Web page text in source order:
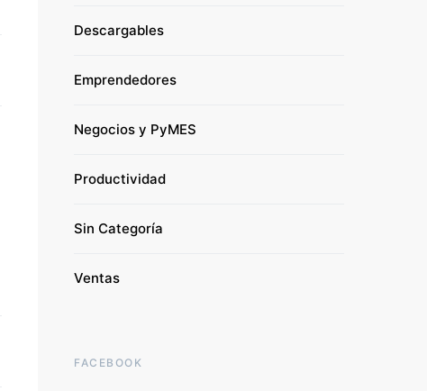
Descargables
Emprendedores
Negocios y PyMES
Productividad
Sin Categoría
Ventas
FACEBOOK